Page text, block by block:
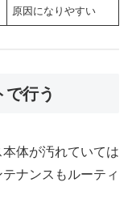
原因になりやすい
行う
体が汚れていては
ナンスもルーティ